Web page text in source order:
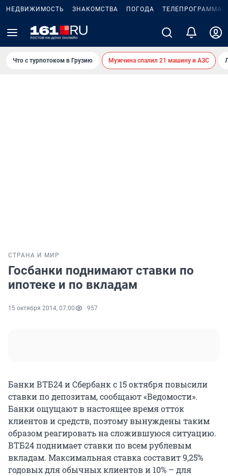
НЕДВИЖИМОСТЬ ЗНАКОМСТВА ПОГОДА ТЕЛЕПРОГРАММА
Что с турпотоком в Грузию Мужчина спалил 21 машину и АЗС
СТРАНА И МИР
Госбанки поднимают ставки по
ипотеке и по вкладам
15 октября 2014, 07:00 957
Банки ВТБ24 и Сбербанк с 15 октября повысили
ставки по депозитам, сообщают «Ведомости».
Банки ощущают в настоящее время отток
клиентов и средств, поэтому вынуждены таким
образом реагировать на сложившуюся ситуацию.
ВТБ24 поднимает ставки по всем рублевым
вкладам. Максимальная ставка составит 9,25%
годовых для обычных клиентов и 10% – для